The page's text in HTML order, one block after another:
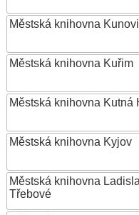
Městská knihovna
Městská knihovna Kuřim
Městská knihovna Kutná
Městská knihovna Kyjov
Městská knihovna
Třebové